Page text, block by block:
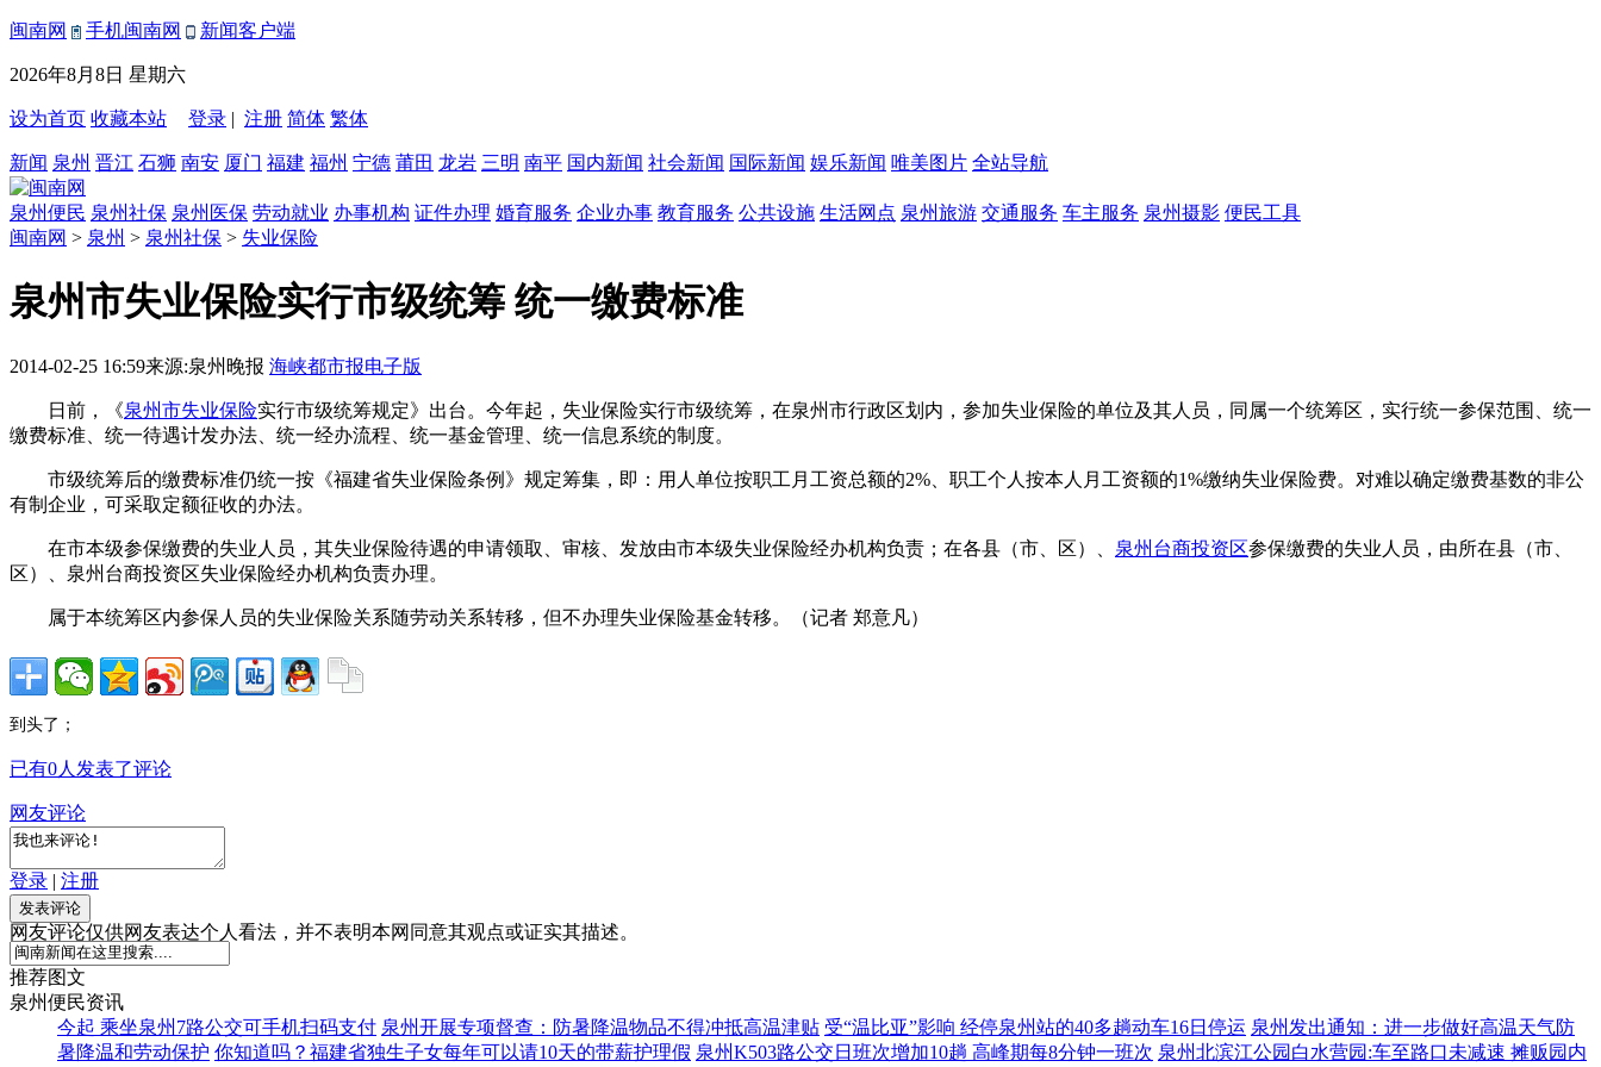
闽南网 手机闽南网 新闻客户端
2026年8月8日 星期六
设为首页 收藏本站 登录 | 注册 简体 繁体
新闻 泉州 晋江 石狮 南安 厦门 福建 福州 宁德 莆田 龙岩 三明 南平 国内新闻 社会新闻 国际新闻 娱乐新闻 唯美图片 全站导航
泉州便民 泉州社保 泉州医保 劳动就业 办事机构 证件办理 婚育服务 企业办事 教育服务 公共设施 生活网点 泉州旅游 交通服务 车主服务 泉州摄影 便民工具
闽南网 > 泉州 > 泉州社保 > 失业保险
泉州市失业保险实行市级统筹 统一缴费标准
2014-02-25 16:59来源:泉州晚报 海峡都市报电子版
日前，《泉州市失业保险实行市级统筹规定》出台。今年起，失业保险实行市级统筹，在泉州市行政区划内，参加失业保险的单位及其人员，同属一个统筹区，实行统一参保范围、统一
缴费标准、统一待遇计发办法、统一经办流程、统一基金管理、统一信息系统的制度。
市级统筹后的缴费标准仍统一按《福建省失业保险条例》规定筹集，即：用人单位按职工月工资总额的2%、职工个人按本人月工资额的1%缴纳失业保险费。对难以确定缴费基数的非公
有制企业，可采取定额征收的办法。
在市本级参保缴费的失业人员，其失业保险待遇的申请领取、审核、发放由市本级失业保险经办机构负责；在各县（市、区）、 泉州台商投资区参保缴费的失业人员，由所在县（市、
区）、泉州台商投资区失业保险经办机构负责办理。
属于本统筹区内参保人员的失业保险关系随劳动关系转移，但不办理失业保险基金转移。（记者 郑意凡）
到头了；
已有0人发表了评论
网友评论
登录 | 注册
网友评论仅供网友表达个人看法，并不表明本网同意其观点或证实其描述。
推荐图文
泉州便民资讯
今起 乘坐泉州7路公交可手机扫码支付 泉州开展专项督查：防暑降温物品不得冲抵高温津贴 受“温比亚”影响 经停泉州站的40多趟动车16日停运 泉州发出通知：进一步做好高温天气防
暑降温和劳动保护 你知道吗？福建省独生子女每年可以请10天的带薪护理假 泉州K503路公交日班次增加10趟 高峰期每8分钟一班次 泉州北滨江公园白水营园:车至路口未减速 摊贩园内